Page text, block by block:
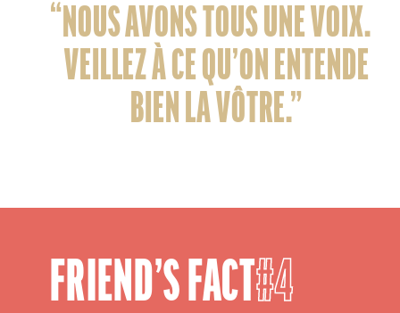
“NOUS AVONS TOUS UNE VOIX.
VEILLEZ À CE QU’ON ENTENDE
BIEN LA VÔTRE.”
FRIEND’S FACT 4